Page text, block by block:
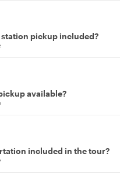
pickup included?
available?
included in the tour?